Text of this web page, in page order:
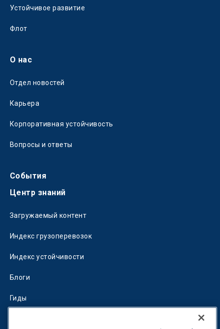
Устойчивое развитие
Флот
О нас
Отдел новостей
Карьера
Корпоративная устойчивость
Вопросы и ответы
События
Центр знаний
Загружаемый контент
Индекс грузоперевозок
Индекс устойчивости
Блоги
Гиды